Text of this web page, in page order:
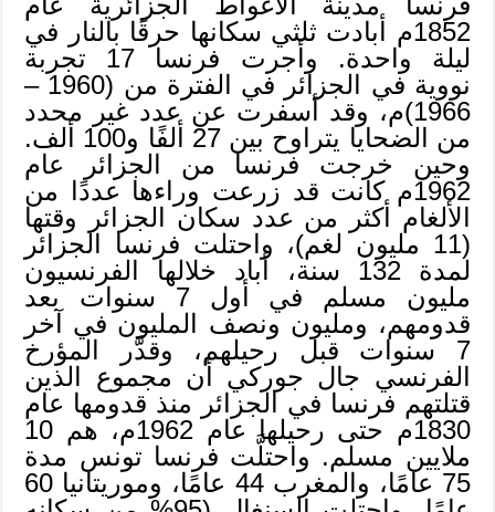
1852م أبادت ثلثي سكانها حرقًا بالنار في
ليلة واحدة. وأجرت فرنسا 17 تجربة
نووية في الجزائر في الفترة من (1960 –
1966)م، وقد أسفرت عن عدد غير محدد
من الضحايا يتراوح بين 27 ألفًا و100 ألف.
وحين خرجت فرنسا من الجزائر عام
1962م كانت قد زرعت وراءها عددًا من
الألغام أكثر من عدد سكان الجزائر وقتها
(11 مليون لغم)، واحتلت فرنسا الجزائر
لمدة 132 سنة، أباد خلالها الفرنسيون
مليون مسلم في أول 7 سنوات بعد
قدومهم، ومليون ونصف المليون في آخر
7 سنوات قبل رحيلهم، وقدَّر المؤرخ
الفرنسي جال جوركي أن مجموع الذين
قتلتهم فرنسا في الجزائر منذ قدومها عام
1830م حتى رحيلها عام 1962م، هم 10
ملايين مسلم. واحتلَّت فرنسا تونس مدة
75 عامًا، والمغرب 44 عامًا، وموريتانيا 60